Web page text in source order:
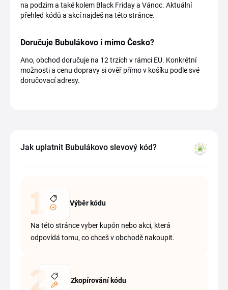
na podzim a také kolem Black Friday a Vánoc. Aktuální
přehled kódů a akcí najdeš na této stránce.
Doručuje Bubulákovo i mimo Česko?
Ano, obchod doručuje na 12 trzích v rámci EU. Konkrétní
možnosti a cenu dopravy si ověř přímo v košíku podle své
doručovací adresy.
Jak uplatnit Bubulákovo slevový kód?
Výběr kódu
Na této stránce vyber kupón nebo akci, která
odpovídá tomu, co chceš v obchodě nakoupit.
Zkopírování kódu